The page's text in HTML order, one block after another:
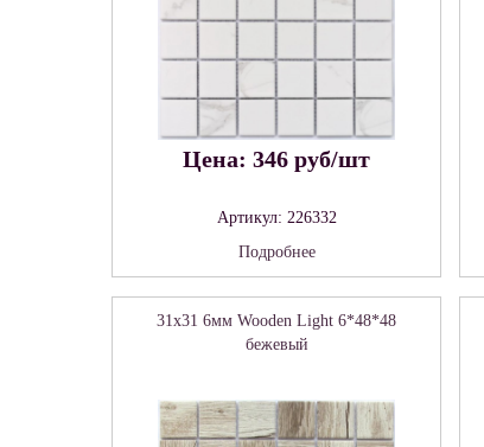
Цена: 346 руб/шт
Артикул: 226332
Подробнее
31x31 6мм Wooden Light 6*48*48
бежевый